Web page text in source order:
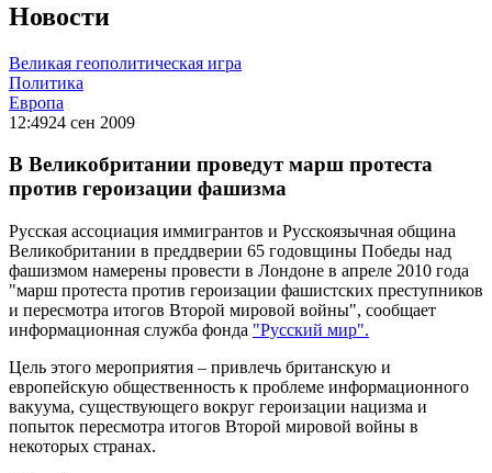
Новости
Великая геополитическая игра
Политика
Европа
12:4924 сен 2009
В Великобритании проведут марш протеста
против героизации фашизма
Русская ассоциация иммигрантов и Русскоязычная община
Великобритании в преддверии 65 годовщины Победы над
фашизмом намерены провести в Лондоне в апреле 2010 года
"марш протеста против героизации фашистских преступников
и пересмотра итогов Второй мировой войны", сообщает
информационная служба фонда "Русский мир".
Цель этого мероприятия – привлечь британскую и
европейскую общественность к проблеме информационного
вакуума, существующего вокруг героизации нацизма и
попыток пересмотра итогов Второй мировой войны в
некоторых странах.